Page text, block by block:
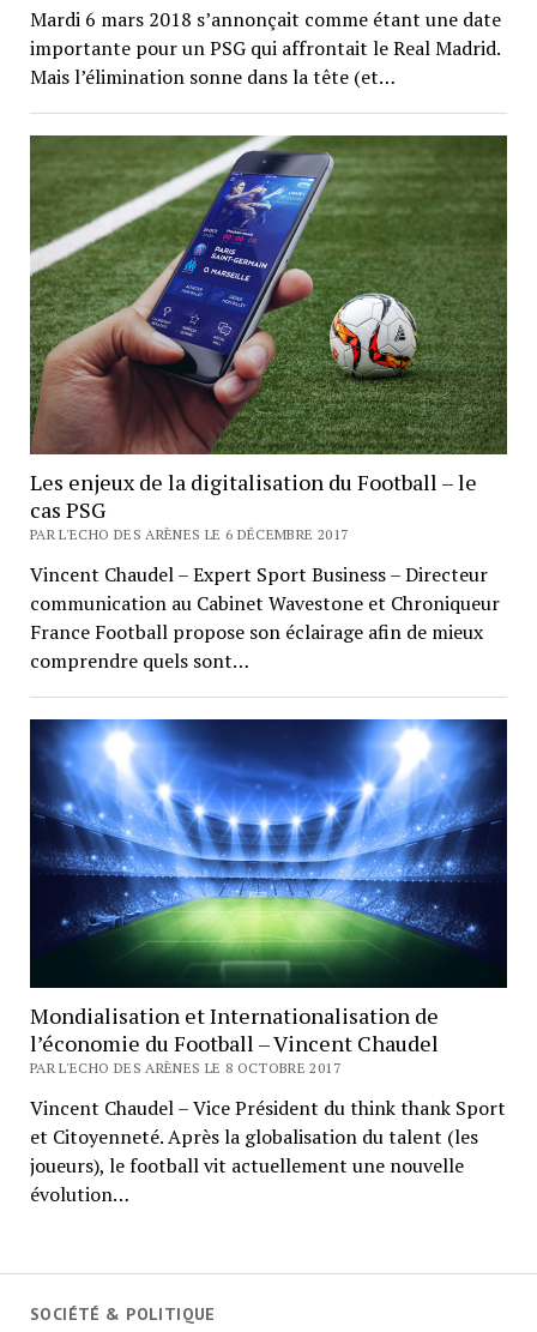
SOCIÉTÉ & POLITIQUE
Mardi 6 mars 2018 s’annonçait comme étant une date
importante pour un PSG qui affrontait le Real Madrid.
Mais l’élimination sonne dans la tête (et…
Les enjeux de la digitalisation du Football – le
cas PSG
PAR L'ECHO DES ARÈNES LE 6 DÉCEMBRE 2017
Vincent Chaudel – Expert Sport Business – Directeur
communication au Cabinet Wavestone et Chroniqueur
France Football propose son éclairage afin de mieux
comprendre quels sont…
Mondialisation et Internationalisation de
l’économie du Football – Vincent Chaudel
PAR L'ECHO DES ARÈNES LE 8 OCTOBRE 2017
Vincent Chaudel – Vice Président du think thank Sport
et Citoyenneté. Après la globalisation du talent (les
joueurs), le football vit actuellement une nouvelle
évolution…